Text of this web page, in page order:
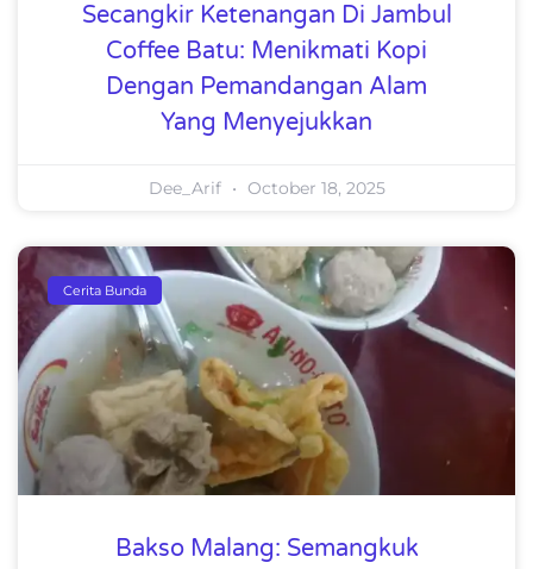
Secangkir Ketenangan Di Jambul
Coffee Batu: Menikmati Kopi
Dengan Pemandangan Alam
Yang Menyejukkan
Dee_Arif October 18, 2025
Cerita Bunda
Bakso Malang: Semangkuk